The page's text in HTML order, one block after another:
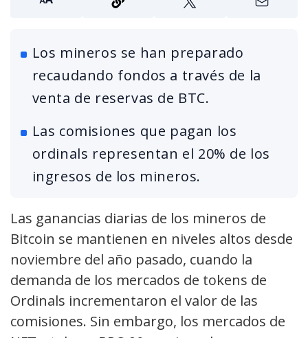
Los mineros se han preparado
recaudando fondos a través de la
venta de reservas de BTC.
Las comisiones que pagan los
ordinals representan el 20% de los
ingresos de los mineros.
Las ganancias diarias de los mineros de
Bitcoin se mantienen en niveles altos desde
noviembre del año pasado, cuando la
demanda de los mercados de tokens de
Ordinals incrementaron el valor de las
comisiones. Sin embargo, los mercados de